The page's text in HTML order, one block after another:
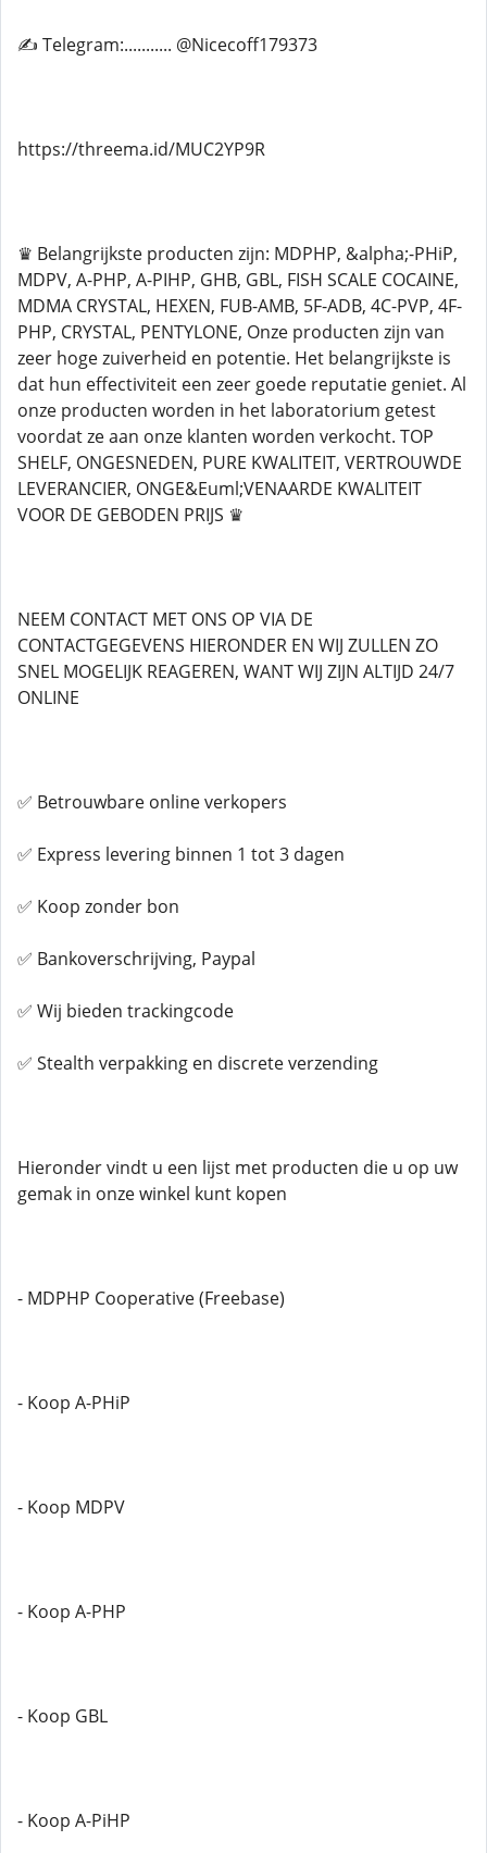
✍ Telegram:........... @Nicecoff179373
https://threema.id/MUC2YP9R
♛ Belangrijkste producten zijn: MDPHP, &alpha;-PHiP,
MDPV, A-PHP, A-PIHP, GHB, GBL, FISH SCALE COCAINE,
MDMA CRYSTAL, HEXEN, FUB-AMB, 5F-ADB, 4C-PVP, 4F-
PHP, CRYSTAL, PENTYLONE, Onze producten zijn van
zeer hoge zuiverheid en potentie. Het belangrijkste is
dat hun effectiviteit een zeer goede reputatie geniet. Al
onze producten worden in het laboratorium getest
voordat ze aan onze klanten worden verkocht. TOP
SHELF, ONGESNEDEN, PURE KWALITEIT, VERTROUWDE
LEVERANCIER, ONGE&Euml;VENAARDE KWALITEIT
VOOR DE GEBODEN PRIJS ♛
NEEM CONTACT MET ONS OP VIA DE
CONTACTGEGEVENS HIERONDER EN WIJ ZULLEN ZO
SNEL MOGELIJK REAGEREN, WANT WIJ ZIJN ALTIJD 24/7
ONLINE
✅ Betrouwbare online verkopers
✅ Express levering binnen 1 tot 3 dagen
✅ Koop zonder bon
✅ Bankoverschrijving, Paypal
✅ Wij bieden trackingcode
✅ Stealth verpakking en discrete verzending
Hieronder vindt u een lijst met producten die u op uw
gemak in onze winkel kunt kopen
- MDPHP Cooperative (Freebase)
- Koop A-PHiP
- Koop MDPV
- Koop A-PHP
- Koop GBL
- Koop A-PiHP